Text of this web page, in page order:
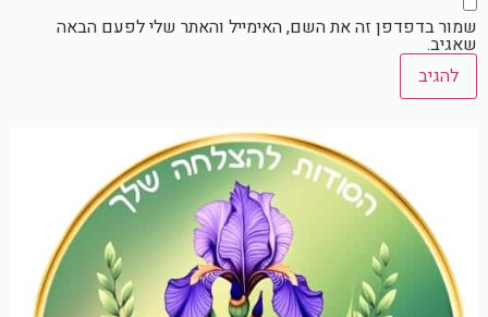
שמור בדפדפן זה את השם, האימייל והאתר שלי לפעם הבאה
שאגיב.